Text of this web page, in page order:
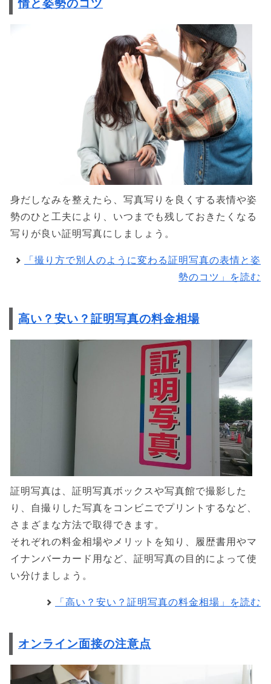
情と姿勢のコツ
身だしなみを整えたら、写真写りを良くする表情や姿
勢のひと工夫により、いつまでも残しておきたくなる
写りが良い証明写真にしましょう。
「撮り方で別人のように変わる証明写真の表情と姿
勢のコツ」を読む
高い？安い？証明写真の料金相場
証明写真は、証明写真ボックスや写真館で撮影した
り、自撮りした写真をコンビニでプリントするなど、
さまざまな方法で取得できます。
それぞれの料金相場やメリットを知り、履歴書用やマ
イナンバーカード用など、証明写真の目的によって使
い分けましょう。
「高い？安い？証明写真の料金相場」を読む
オンライン面接の注意点